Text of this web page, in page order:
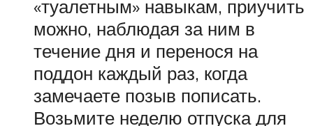
«туалетным» навыкам, приучить
можно, наблюдая за ним в
течение дня и перенося на
поддон каждый раз, когда
замечаете позыв пописать.
Возьмите неделю отпуска для